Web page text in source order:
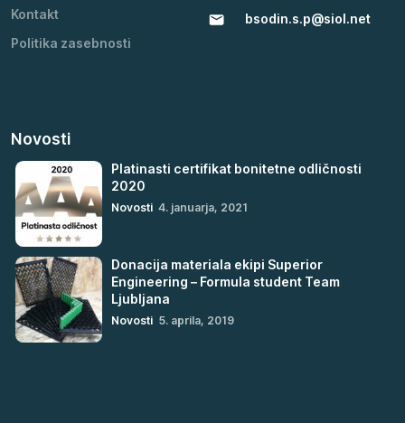
Kontakt
Politika zasebnosti
bsodin.s.p@siol.net
Novosti
Platinasti certifikat bonitetne odličnosti
2020
Novosti 4. januarja, 2021
Donacija materiala ekipi Superior
Engineering – Formula student Team
Ljubljana
Novosti 5. aprila, 2019